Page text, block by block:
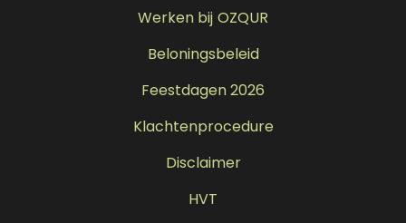
Werken bij OZQUR
Beloningsbeleid
Feestdagen 2026
Klachtenprocedure
Disclaimer
HVT